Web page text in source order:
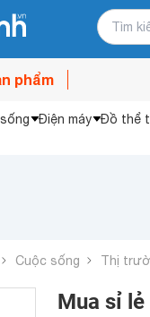
phẩm
Điện máy Đồ thể
Cuộc sống Thị
Mua sỉ